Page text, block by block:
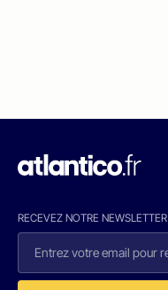
RECEVEZ NOTRE NEWSLETTER